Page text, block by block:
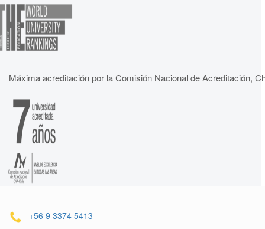
Máxima acreditación por la Comisión Nacional de Acreditación,
+56 9 3374 5413